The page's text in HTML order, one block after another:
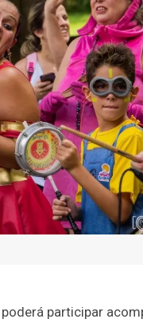
participar